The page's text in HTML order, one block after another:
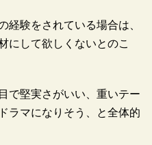
経験をされている場合は、
にして欲しくないとのこ
で堅実さがいい、重いテー
ラマになりそう、と全体的